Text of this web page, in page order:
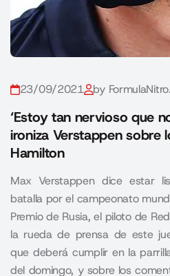
23/09/2021 by
‘Estoy tan nervioso que
ironiza Verstappen sobre
Hamilton
Max Verstappen dice estar
batalla por el campeonato
Premio de Rusia, el piloto de
la rueda de prensa de este
que deberá cumplir en la
del domingo, y sobre los